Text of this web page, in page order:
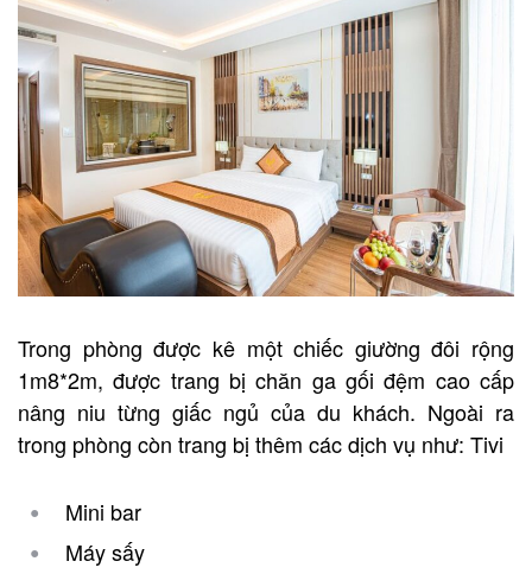
Trong phòng được kê một chiếc giường đôi rộng
1m8*2m, được trang bị chăn ga gối đệm cao cấp
nâng niu từng giấc ngủ của du khách. Ngoài ra
trong phòng còn trang bị thêm các dịch vụ như: Tivi
Mini bar
Máy sấy